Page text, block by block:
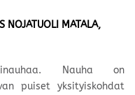
NOJATUOLI MATALA,
Nauha on
puiset yksityiskohdat